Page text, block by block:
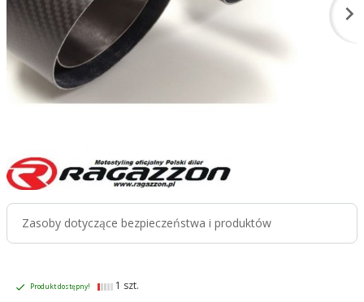
Zasoby dotyczące bezpieczeństwa i produktów
Produkt dostępny! 1 szt.